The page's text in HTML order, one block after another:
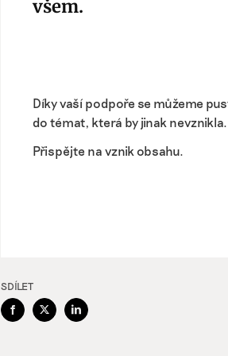
všem.
Díky vaší podpoře se můžeme
do témat, která by jinak nevznikla.
Přispějte na vznik obsahu.
SDÍLET
Facebook
X LinkedIn